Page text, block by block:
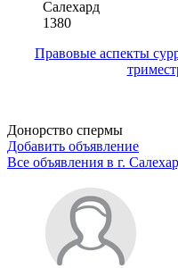
Салехард
1380
Правовые аспекты
Донорство спермы
Добавить объявление
Все объявления в г.